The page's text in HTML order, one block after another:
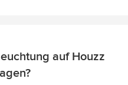
auf Houzz